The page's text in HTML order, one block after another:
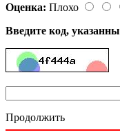
Оценка: Плохо
Введите код,
Продолжить